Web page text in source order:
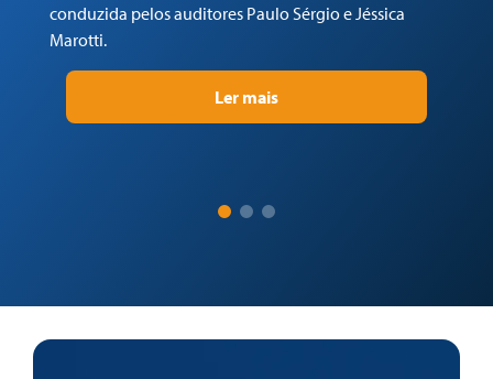
conduzida pelos auditores Paulo Sérgio e Jéssica
Marotti.
Ler mais